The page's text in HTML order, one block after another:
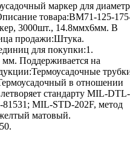
маркер для
товара:BM71-125-
3000шт., 14.8ммх6мм. В
продажи:Штука.
для покупки:1.
Поддерживается на
в отношении
стандарту MIL-DTL-
MIL-STD-202F, метод
матовый.